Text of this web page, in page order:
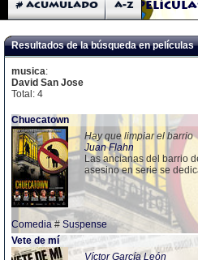
# Acumulado A-Z
Resultados de la búsqueda en películas
musica:
David San Jose
Total: 4
Chuecatown
Hay que limpiar el barrio
Juan Flahn
Las ancianas del barrio
asesino en serie se
Comedia # Suspense
Vete de mí
Víctor García León